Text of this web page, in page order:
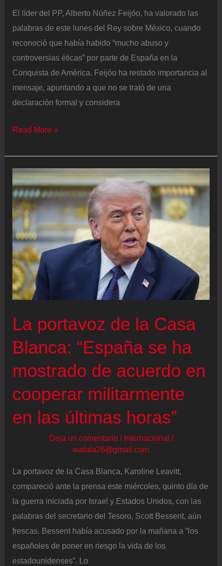
El líder del PP, Alberto Núñez Feijóo, ha valorado las
palabras de este lunes del Rey sobre México, cuando
reconoció que había habido “mucho abuso y
controversias éticas” por parte de España en la
Conquista de América. Feijóo ha restado importancia al
mensaje, apuntando a que no se trató de una
declaración formal y considera
Última
de
la
actualidad
política
|
Feijóo,
tras
las
declaraciones
del
sobre
Conquista
de
“Hacer
ahora
las
cosas
que
ocurrieron
en
el
siglo
Read More »
La portavoz de la Casa
Blanca: “España se ha
mostrado de acuerdo en
cooperar militarmente
en las últimas horas”
Deja un comentario / Internacional /
walala26@gmail.com
La portavoz de la Casa Blanca, Karoline Leavitt,
compareció ante la prensa este miércoles, quinto día de
la guerra iniciada por Israel y Estados Unidos, con las
palabras del secretario del Tesoro, Scott Bessent, aún
frescas. Bessent había acusado por la mañana a “los
españoles de poner en riesgo la vida de los
estadounidenses”. Lo